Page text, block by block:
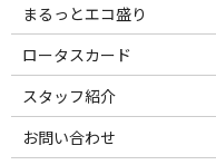
まるっとエコ盛り
ロータスカード
スタッフ紹介
お問い合わせ